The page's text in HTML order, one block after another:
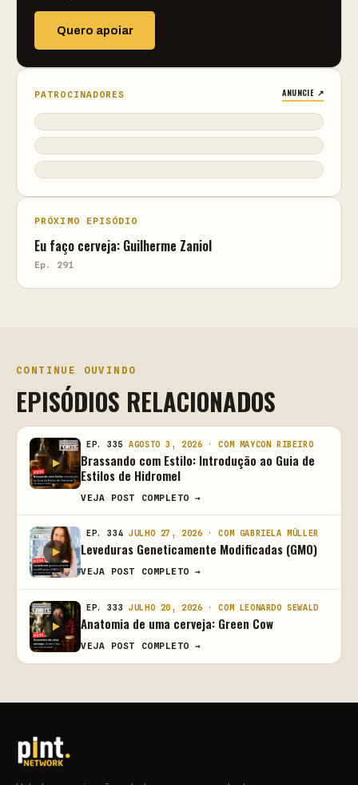
Quero apoiar
PATROCINADORES ANUNCIE ↗
PRÓXIMO EPISÓDIO
Eu faço cerveja: Guilherme Zaniol
Ep. 291
CONTINUE OUVINDO
EPISÓDIOS RELACIONADOS
EP. 335 AGOSTO 3, 2026 · COM MAYCON RIBEIRO
Brassando com Estilo: Introdução ao Guia de
Estilos de Hidromel
VEJA POST COMPLETO →
EP. 334 JULHO 27, 2026 · COM GABRIELA MÜLLER
Leveduras Geneticamente Modificadas (GMO)
VEJA POST COMPLETO →
EP. 333 JULHO 20, 2026 · COM LEONARDO SEWALD
Anatomia de uma cerveja: Green Cow
VEJA POST COMPLETO →